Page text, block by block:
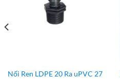
Nối Ren LDPE 20 Ra uPVC 27